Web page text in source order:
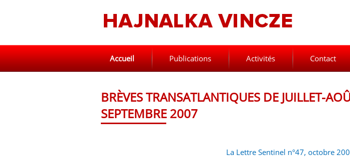
Accueil Publications Activités Contact
BRÈVES TRANSATLANTIQUES DE JUILLET-
SEPTEMBRE 2007
La Lettre Sentinel n°47, octobre